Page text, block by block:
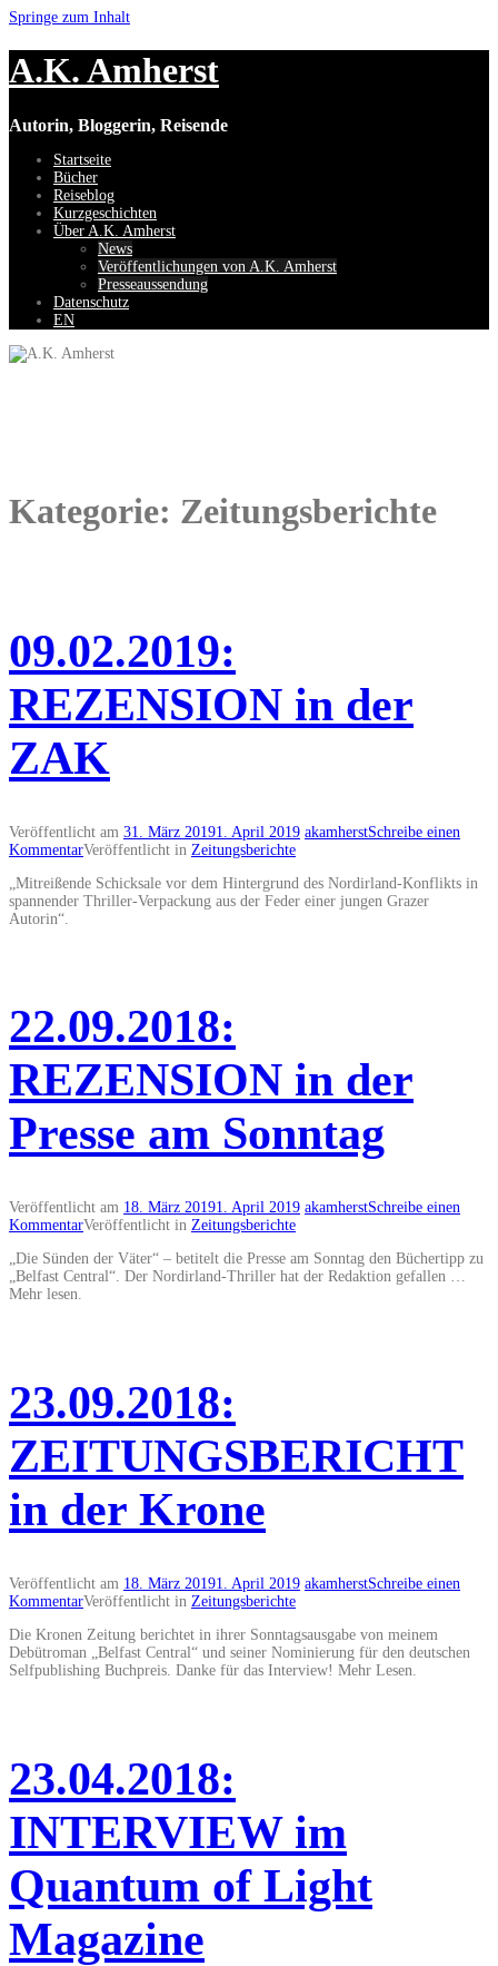
Springe zum Inhalt
A.K. Amherst
Autorin, Bloggerin, Reisende
Startseite
Bücher
Reiseblog
Kurzgeschichten
Über A.K. Amherst
News
Veröffentlichungen von A.K. Amherst
Presseaussendung
Datenschutz
EN
Kategorie: Zeitungsberichte
09.02.2019:
REZENSION in der
ZAK
Veröffentlicht am 31. März 20191. April 2019 akamherstSchreibe einen
KommentarVeröffentlicht in Zeitungsberichte
„Mitreißende Schicksale vor dem Hintergrund des Nordirland-Konflikts in
spannender Thriller-Verpackung aus der Feder einer jungen Grazer
Autorin“.
22.09.2018:
REZENSION in der
Presse am Sonntag
Veröffentlicht am 18. März 20191. April 2019 akamherstSchreibe einen
KommentarVeröffentlicht in Zeitungsberichte
„Die Sünden der Väter“ – betitelt die Presse am Sonntag den Büchertipp zu
„Belfast Central“. Der Nordirland-Thriller hat der Redaktion gefallen …
Mehr lesen.
23.09.2018:
ZEITUNGSBERICHT
in der Krone
Veröffentlicht am 18. März 20191. April 2019 akamherstSchreibe einen
KommentarVeröffentlicht in Zeitungsberichte
Die Kronen Zeitung berichtet in ihrer Sonntagsausgabe von meinem
Debütroman „Belfast Central“ und seiner Nominierung für den deutschen
Selfpublishing Buchpreis. Danke für das Interview! Mehr Lesen.
23.04.2018:
INTERVIEW im
Quantum of Light
Magazine